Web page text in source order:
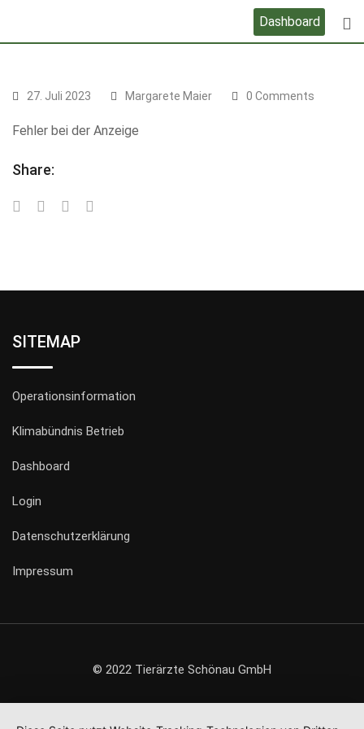
Dashboard
27. Juli 2023 Margarete Maier 0 Comments
Fehler bei der Anzeige
Share:
SITEMAP
Operationsinformation
Klimabündnis Betrieb
Dashboard
Login
Datenschutzerklärung
Impressum
© 2022 Tierärzte Schönau GmbH